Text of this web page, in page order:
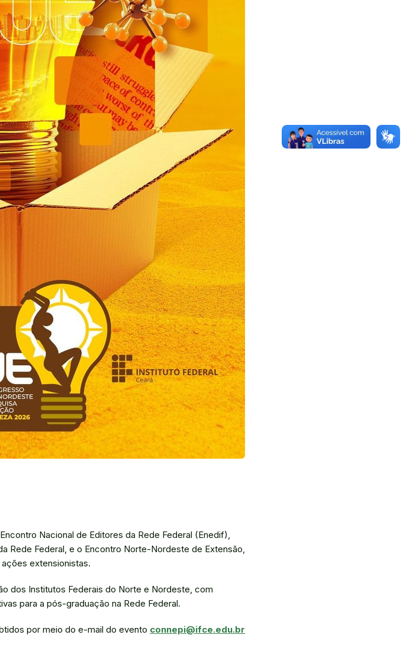
Nacional de Editores da Rede Federal (Enedif),
Rede Federal, e o Encontro Norte-Nordeste de Extensão,
extensionistas.
dos Institutos Federais do Norte e Nordeste, com
para a pós-graduação na Rede Federal.
por meio do e-mail do evento connepi@ifce.edu.br